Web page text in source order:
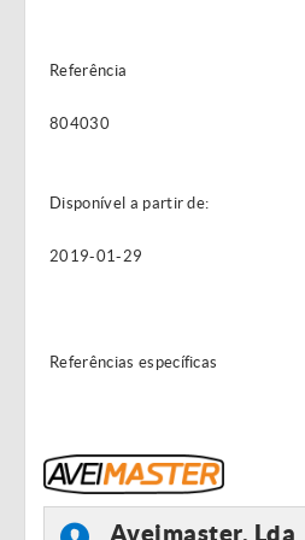
Referência
804030
Disponível a partir de:
2019-01-29
Referências específicas
Aveimaster, Lda